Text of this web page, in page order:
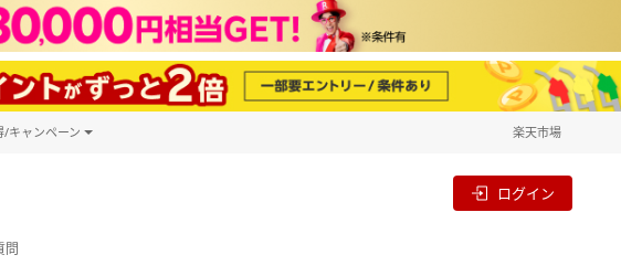
/キャンペーン 楽天市場
ログイン
問